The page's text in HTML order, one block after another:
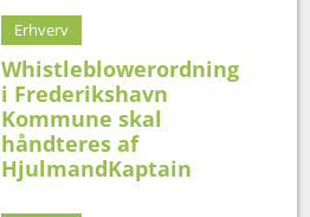
Erhverv
Whistleblowerordning
i Frederikshavn
Kommune skal
håndteres af
HjulmandKaptain